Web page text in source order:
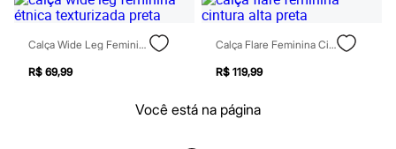
Perfumes femininos
Perfumes masculinos
Todos os produtos
Mindse7
Calça Wide Leg Feminina Étnica Texturizada Preta
R$ 69,99
Calça Flare Feminina Cintura Alta Preta
R$ 119,99
Você está na página